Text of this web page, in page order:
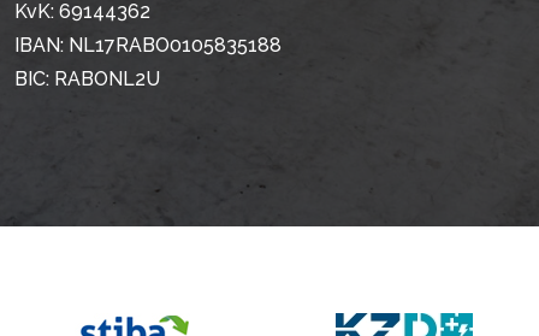
KvK: 69144362
IBAN: NL17RABO0105835188
BIC: RABONL2U